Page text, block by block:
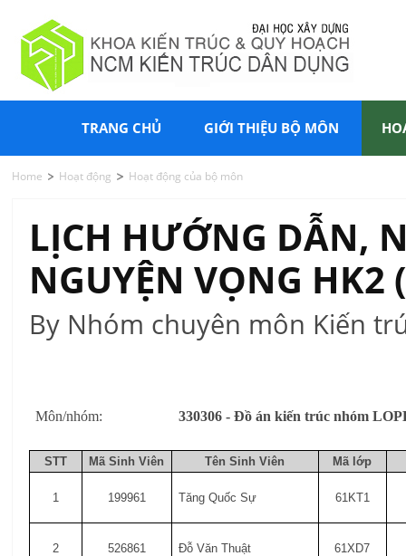
TRANG CHỦ GIỚI THIỆU BỘ MÔN
Home Hoạt động Hoạt động của bộ môn
LỊCH HƯỚNG DẪN,
NGUYỆN VỌNG HK2
By Nhóm chuyên môn Kiến
Môn/nhóm: 330306 - Đồ án kiến trúc nhóm
STT Mã Sinh Viên Tên Sinh Viên Mã lớp
1 199961 Tăng Quốc Sự 61KT1
2 526861 Đỗ Văn Thuật 61XD7